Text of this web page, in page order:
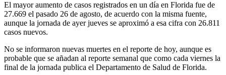
El mayor aumento de casos registrados en un día en Florida fue de
27.669 el pasado 26 de agosto, de acuerdo con la misma fuente,
aunque la jornada de ayer jueves se aproximó a esa cifra con 26.811
casos nuevos.
No se informaron nuevas muertes en el reporte de hoy, aunque es
probable que se añadan al reporte semanal que como cada viernes la
final de la jornada publica el Departamento de Salud de Florida.